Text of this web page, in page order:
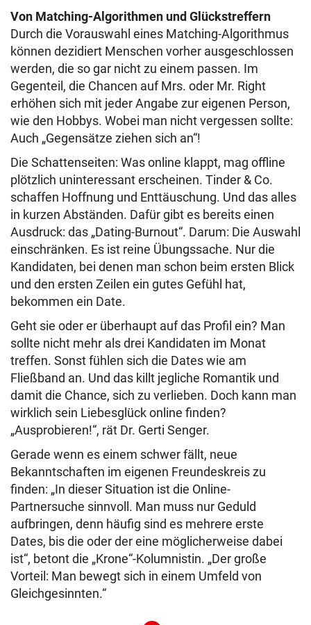
Von Matching-Algorithmen und Glückstreffern
Durch die Vorauswahl eines Matching-Algorithmus
können dezidiert Menschen vorher ausgeschlossen
werden, die so gar nicht zu einem passen. Im
Gegenteil, die Chancen auf Mrs. oder Mr. Right
erhöhen sich mit jeder Angabe zur eigenen Person,
wie den Hobbys. Wobei man nicht vergessen sollte:
Auch „Gegensätze ziehen sich an“!
Die Schattenseiten: Was online klappt, mag offline
plötzlich uninteressant erscheinen. Tinder & Co.
schaffen Hoffnung und Enttäuschung. Und das alles
in kurzen Abständen. Dafür gibt es bereits einen
Ausdruck: das „Dating-Burnout“. Darum: Die Auswahl
einschränken. Es ist reine Übungssache. Nur die
Kandidaten, bei denen man schon beim ersten Blick
und den ersten Zeilen ein gutes Gefühl hat,
bekommen ein Date.
Geht sie oder er überhaupt auf das Profil ein? Man
sollte nicht mehr als drei Kandidaten im Monat
treffen. Sonst fühlen sich die Dates wie am
Fließband an. Und das killt jegliche Romantik und
damit die Chance, sich zu verlieben. Doch kann man
wirklich sein Liebesglück online finden?
„Ausprobieren!“, rät Dr. Gerti Senger.
Gerade wenn es einem schwer fällt, neue
Bekanntschaften im eigenen Freundeskreis zu
finden: „In dieser Situation ist die Online-
Partnersuche sinnvoll. Man muss nur Geduld
aufbringen, denn häufig sind es mehrere erste
Dates, bis die oder der eine möglicherweise dabei
ist“, betont die „Krone“-Kolumnistin. „Der große
Vorteil: Man bewegt sich in einem Umfeld von
Gleichgesinnten.“